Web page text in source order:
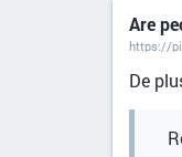
Are
https://
De